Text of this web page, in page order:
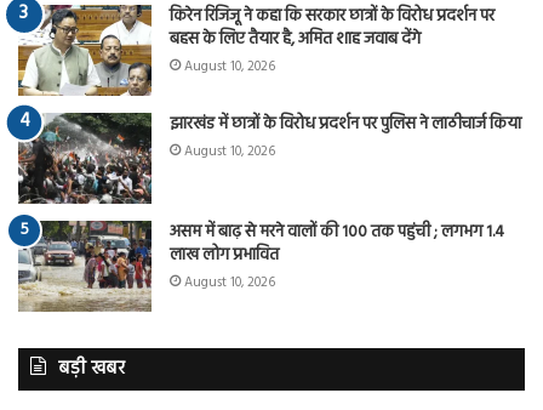
किरेन रिजिजू ने कहा कि सरकार छात्रों के विरोध प्रदर्शन पर
बहस के लिए तैयार है, अमित शाह जवाब देंगे
August 10, 2026
झारखंड में छात्रों के विरोध प्रदर्शन पर पुलिस ने लाठीचार्ज किया
August 10, 2026
असम में बाढ़ से मरने वालों की 100 तक पहुंची ; लगभग 1.4
लाख लोग प्रभावित
August 10, 2026
बड़ी खबर